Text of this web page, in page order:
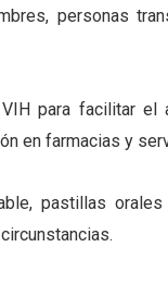
personas
para facilitar el
en farmacias y
pastillas